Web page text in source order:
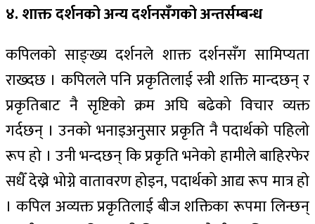
४. शाक्त दर्शनको अन्य दर्शनसँगको अन्तर्सम्बन्ध
कपिलको साङ्ख्य दर्शनले शाक्त दर्शनसँग सामिप्यता
राख्दछ । कपिलले पनि प्रकृतिलाई स्त्री शक्ति मान्दछन् र
प्रकृतिबाट नै सृष्टिको क्रम अघि बढेको विचार व्यक्त
गर्दछन् । उनको भनाइअनुसार प्रकृति नै पदार्थको पहिलो
रूप हो । उनी भन्दछन् कि प्रकृति भनेको हामीले बाहिरफेर
सधैँ देख्ने भोग्ने वातावरण होइन, पदार्थको आद्य रूप मात्र हो
। कपिल अव्यक्त प्रकृतिलाई बीज शक्तिका रूपमा लिन्छन्